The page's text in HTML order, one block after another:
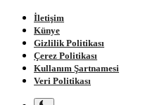
İletişim
Künye
Gizlilik Politikası
Çerez Politikası
Kullanım Şartnamesi
Veri Politikası